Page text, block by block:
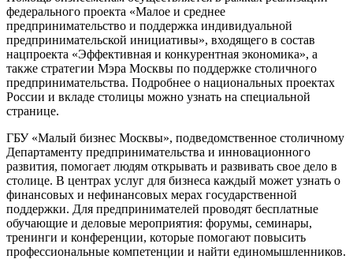
федерального проекта «Малое и среднее
предпринимательство и поддержка индивидуальной
предпринимательской инициативы», входящего в состав
нацпроекта «Эффективная и конкурентная экономика», а
также стратегии Мэра Москвы по поддержке столичного
предпринимательства. Подробнее о национальных проектах
России и вкладе столицы можно узнать на специальной
странице.
ГБУ «Малый бизнес Москвы», подведомственное столичному
Департаменту предпринимательства и инновационного
развития, помогает людям открывать и развивать свое дело в
столице. В центрах услуг для бизнеса каждый может узнать о
финансовых и нефинансовых мерах государственной
поддержки. Для предпринимателей проводят бесплатные
обучающие и деловые мероприятия: форумы, семинары,
тренинги и конференции, которые помогают повысить
профессиональные компетенции и найти единомышленников.